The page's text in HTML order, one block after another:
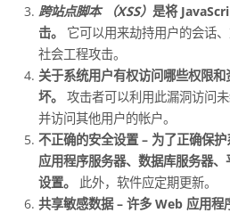
跨站点脚本
（XSS）是将
击。
它可以用来劫持用户的会话
社会工程攻击。
关于系统用户有权访问哪些权限
坏。
攻击者可以利用此漏洞访问
并访问其他用户的帐户。
不正确的安全设置 – 为了正确保护
应用程序服务器、数据库服务器
设置。
此外，软件应定期更新。
共享敏感数据 – 许多 Web 应用